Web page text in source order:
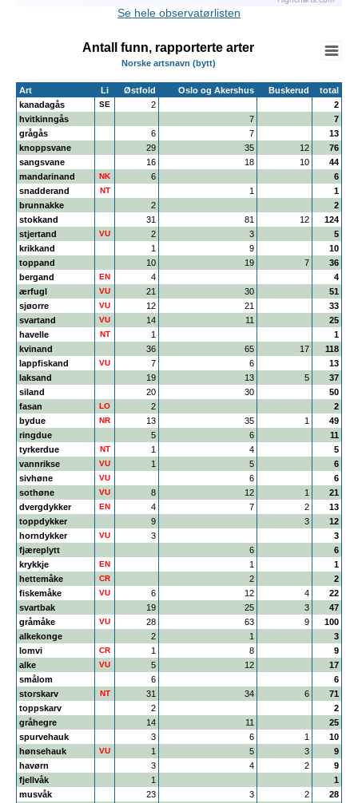
End of interactive chart.Se hele observatørlisten
Antall funn, rapporterte arter
Norske artsnavn (bytt)
Art Li Østfold Oslo og Akershus Buskerud
total
kanadagås
SE 2
2
hvitkinngås
7
7
grågås
6 7
13
knoppsvane
29 35 12
76
sangsvane
16 18 10
44
mandarinand
NK 6
6
snadderand
NT 1
1
brunnakke
2
2
stokkand
31 81 12
124
stjertand
VU 2 3
5
krikkand
1 9
10
toppand
10 19 7
36
bergand
EN 4
4
ærfugl
VU 21 30
51
sjøorre
VU 12 21
33
svartand
VU 14 11
25
havelle
NT 1
1
kvinand
36 65 17
118
lappfiskand
VU 7 6
13
laksand
19 13 5
37
siland
20 30
50
fasan
LO 2
2
bydue
NR 13 35 1
49
ringdue
5 6
11
tyrkerdue
NT 1 4
5
vannrikse
VU 1 5
6
sivhøne
VU 6
6
sothøne
VU 8 12 1
21
dvergdykker
EN 4 7 2
13
toppdykker
9 3
12
horndykker
VU 3
3
fjæreplytt
6
6
krykkje
EN 1
1
hettemåke
CR 2
2
fiskemåke
VU 6 12 4
22
svartbak
19 25 3
47
gråmåke
VU 28 63 9
100
alkekonge
2 1
3
lomvi
CR 1 8
9
alke
VU 5 12
17
smålom
6
6
storskarv
NT 31 34 6
71
toppskarv
2
2
gråhegre
14 11
25
spurvehauk
3 6 1
10
hønsehauk
VU 1 5 3
9
havørn
3 4 2
9
fjellvåk
1
1
musvåk
23 3 2
28